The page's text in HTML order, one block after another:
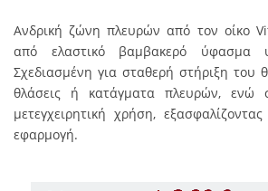
Ανδρική ζώνη πλευρών από τον οίκο
από ελαστικό βαμβακερό ύφασμα
Σχεδιασμένη για σταθερή στήριξη του
θλάσεις ή κατάγματα πλευρών, ενώ
μετεγχειρητική χρήση,
εφαρμογή.